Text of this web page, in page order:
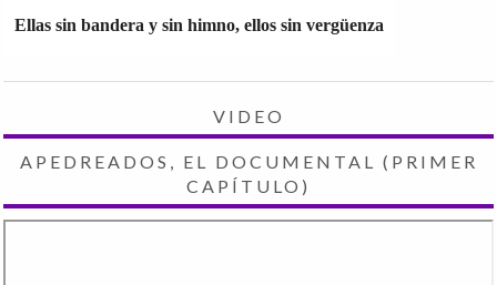
Ellas sin bandera y sin himno, ellos sin vergüenza
VIDEO
APEDREADOS, EL DOCUMENTAL (PRIMER
CAPÍTULO)